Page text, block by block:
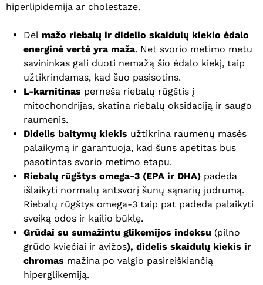
hiperlipidemija ar cholestaze.
Dėl mažo riebalų ir didelio skaidulų kiekio ėdalo
energinė vertė yra maža. Net svorio metimo metu
savininkas gali duoti nemažą šio ėdalo kiekį, taip
užtikrindamas, kad šuo pasisotins.
L-karnitinas perneša riebalų rūgštis į
mitochondrijas, skatina riebalų oksidaciją ir saugo
raumenis.
Didelis baltymų kiekis užtikrina raumenų masės
palaikymą ir garantuoja, kad šuns apetitas bus
pasotintas svorio metimo etapu.
Riebalų rūgštys omega-3 (EPA ir DHA) padeda
išlaikyti normalų antsvorį šunų sąnarių judrumą.
Riebalų rūgštys omega-3 taip pat padeda palaikyti
sveiką odos ir kailio būklę.
Grūdai su sumažintu glikemijos indeksu (pilno
grūdo kviečiai ir avižos), didelis skaidulų kiekis ir
chromas mažina po valgio pasireiškiančią
hiperglikemiją.